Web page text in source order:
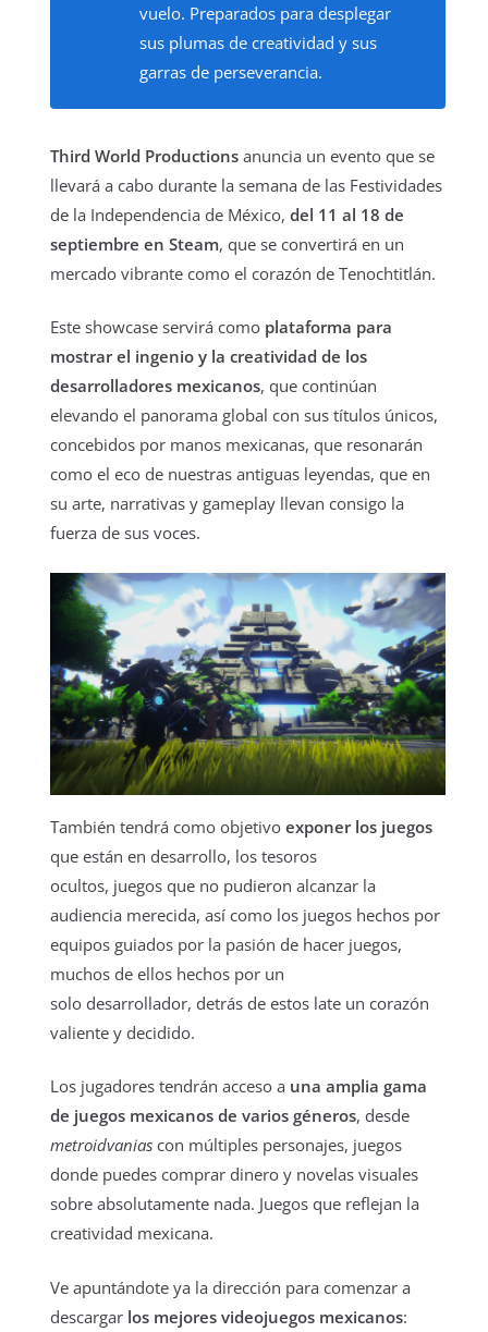
vuelo. Preparados para desplegar
sus plumas de creatividad y sus
garras de perseverancia.
Third World Productions anuncia un evento que se
llevará a cabo durante la semana de las Festividades
de la Independencia de México, del 11 al 18 de
septiembre en Steam, que se convertirá en un
mercado vibrante como el corazón de Tenochtitlán.
Este showcase servirá como plataforma para
mostrar el ingenio y la creatividad de los
desarrolladores mexicanos, que continúan
elevando el panorama global con sus títulos únicos,
concebidos por manos mexicanas, que resonarán
como el eco de nuestras antiguas leyendas, que en
su arte, narrativas y gameplay llevan consigo la
fuerza de sus voces.
También tendrá como objetivo exponer los juegos
que están en desarrollo, los tesoros
ocultos, juegos que no pudieron alcanzar la
audiencia merecida, así como los juegos hechos por
equipos guiados por la pasión de hacer juegos,
muchos de ellos hechos por un
solo desarrollador, detrás de estos late un corazón
valiente y decidido.
Los jugadores tendrán acceso a una amplia gama
de juegos mexicanos de varios géneros, desde
metroidvanias con múltiples personajes, juegos
donde puedes comprar dinero y novelas visuales
sobre absolutamente nada. Juegos que reflejan la
creatividad mexicana.
Ve apuntándote ya la dirección para comenzar a
descargar los mejores videojuegos mexicanos: